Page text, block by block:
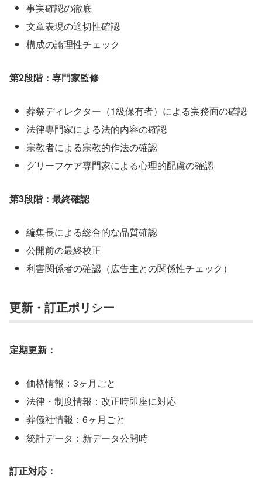
事実確認の徹底
文章表現の適切性確認
構成の論理性チェック
第2段階：専門家監修
葬祭ディレクター（1級保有者）による実務面の確認
法律専門家による法的内容の確認
宗教者による宗教的作法の確認
グリーフケア専門家による心理的配慮の確認
第3段階：最終確認
編集長による総合的な品質確認
公開前の最終校正
利害関係者の確認（広告主との関係性チェック）
更新・訂正ポリシー
定期更新：
価格情報：3ヶ月ごと
法律・制度情報：改正時即座に対応
葬儀社情報：6ヶ月ごと
統計データ：新データ公開時
訂正対応：